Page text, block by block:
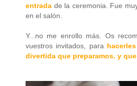
entrada de la ceremonia. Fue
en el salón.
Y...no me enrollo más. Os
vuestros invitados, para
divertida que preparamos. y